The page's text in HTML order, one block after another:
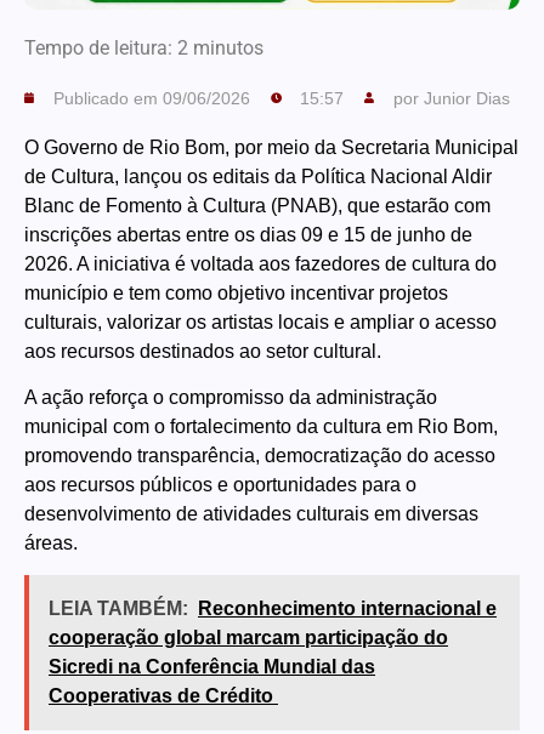
Tempo de leitura: 2 minutos
Publicado em 09/06/2026 15:57 por Junior Dias
O Governo de Rio Bom, por meio da Secretaria Municipal
de Cultura, lançou os editais da Política Nacional Aldir
Blanc de Fomento à Cultura (PNAB), que estarão com
inscrições abertas entre os dias 09 e 15 de junho de
2026. A iniciativa é voltada aos fazedores de cultura do
município e tem como objetivo incentivar projetos
culturais, valorizar os artistas locais e ampliar o acesso
aos recursos destinados ao setor cultural.
A ação reforça o compromisso da administração
municipal com o fortalecimento da cultura em Rio Bom,
promovendo transparência, democratização do acesso
aos recursos públicos e oportunidades para o
desenvolvimento de atividades culturais em diversas
áreas.
LEIA TAMBÉM:
Reconhecimento internacional e
cooperação global marcam participação do
Sicredi na Conferência Mundial das
Cooperativas de Crédito